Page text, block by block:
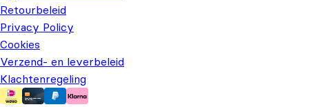
Retourbeleid
Privacy Policy
Cookies
Verzend- en leverbeleid
Klachtenregeling